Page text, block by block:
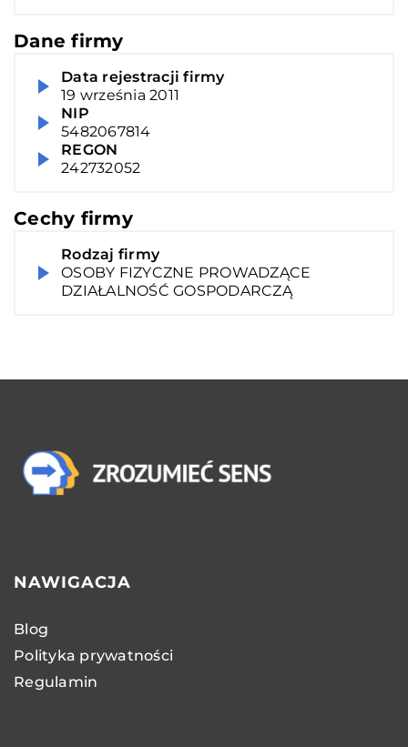
Dane firmy
Data rejestracji firmy
19 września 2011
NIP
5482067814
REGON
242732052
Cechy firmy
Rodzaj firmy
OSOBY FIZYCZNE PROWADZĄCE
DZIAŁALNOŚĆ GOSPODARCZĄ
NAWIGACJA
Blog
Polityka prywatności
Regulamin